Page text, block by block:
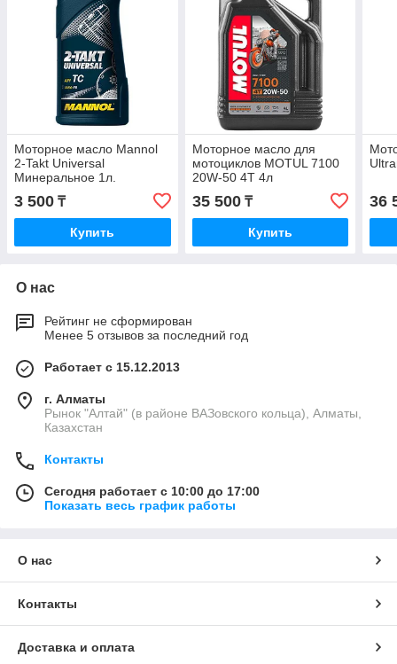
Моторное масло Mannol
2-Takt Universal
Минеральное 1л.
3 500 ₸
Купить
Моторное масло для
мотоциклов MOTUL 7100
20W-50 4T 4л
35 500₸
Купить
36
О нас
Рейтинг не сформирован
Менее 5 отзывов за последний год
Работает с 15.12.2013
г. Алматы
Рынок "Алтай" (в районе ВАЗовского кольца), Алматы,
Казахстан
Контакты
Сегодня работает с 10:00 до 17:00
Показать весь график работы
О нас
Контакты
Доставка и оплата